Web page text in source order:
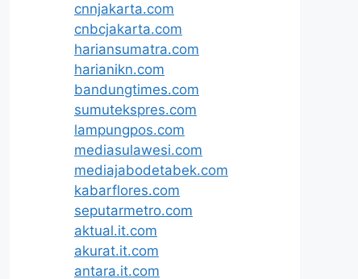
cnnjakarta.com
cnbcjakarta.com
hariansumatra.com
harianikn.com
bandungtimes.com
sumutekspres.com
lampungpos.com
mediasulawesi.com
mediajabodetabek.com
kabarflores.com
seputarmetro.com
aktual.it.com
akurat.it.com
antara.it.com